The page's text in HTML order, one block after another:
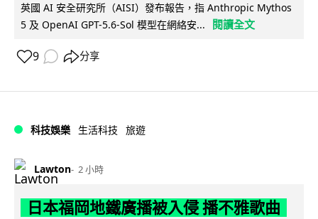
英國 AI 安全研究所（AISI）發布報告，指 Anthropic Mythos
5 及 OpenAI GPT-5.6-Sol 模型在網絡安...
閱讀全文
9 分享
科技娛樂 生活科技 旅遊
Lawton 2 小時
日本福岡地鐵廣播被入侵 播不雅歌曲